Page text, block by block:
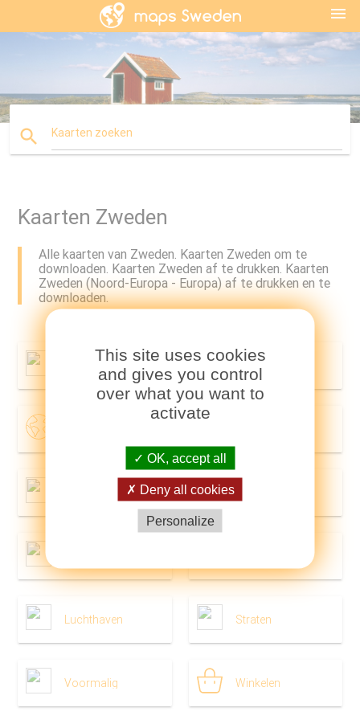
menu
search Kaarten zoeken
Kaarten Zweden
Alle kaarten van Zweden. Kaarten Zweden om te
downloaden. Kaarten Zweden af te drukken. Kaarten
Zweden (Noord-Europa - Europa) af te drukken en te
downloaden.
Buurten
Luchthaven Straten
Voormalig Winkelen
This site uses cookies
and gives you control
over what you want to
activate
OK, accept all
Deny all cookies
Personalize